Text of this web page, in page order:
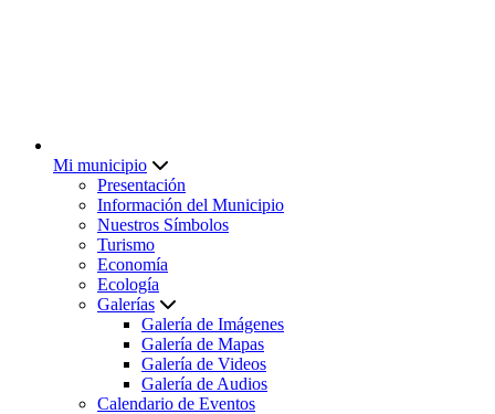
Mi municipio
Presentación
Información del Municipio
Nuestros Símbolos
Turismo
Economía
Ecología
Galerías
Galería de Imágenes
Galería de Mapas
Galería de Videos
Galería de Audios
Calendario de Eventos